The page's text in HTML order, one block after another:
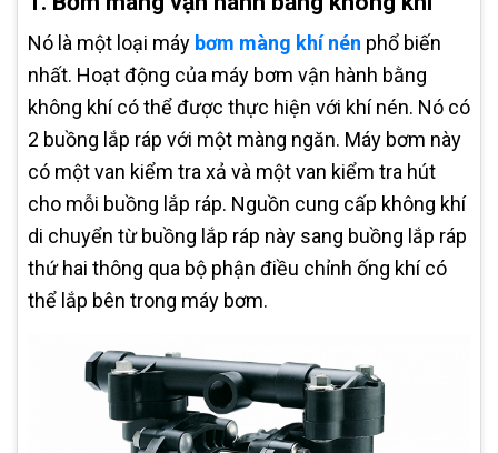
Nó là một loại máy bơm màng khí nén phổ biến
nhất. Hoạt động của máy bơm vận hành bằng
không khí có thể được thực hiện với khí nén. Nó có
2 buồng lắp ráp với một màng ngăn. Máy bơm này
có một van kiểm tra xả và một van kiểm tra hút
cho mỗi buồng lắp ráp. Nguồn cung cấp không khí
di chuyển từ buồng lắp ráp này sang buồng lắp ráp
thứ hai thông qua bộ phận điều chỉnh ống khí có
thể lắp bên trong máy bơm.